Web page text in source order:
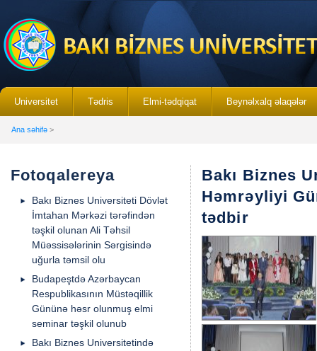
Universitet Tədris Elmi-tədqiqat Beynəlxalq əlaqələr
Ana səhifə >
Fotoqalereya
Bakı Biznes Universiteti Dövlət
İmtahan Mərkəzi tərəfindən
təşkil olunan Ali Təhsil
Müəssisələrinin Sərgisində
uğurla təmsil olu
Budapeştdə Azərbaycan
Respublikasının Müstəqillik
Gününə həsr olunmuş elmi
seminar təşkil olunub
Bakı Biznes Universitetində
Bakı Biznes
Həmrəyliyi
tədbir